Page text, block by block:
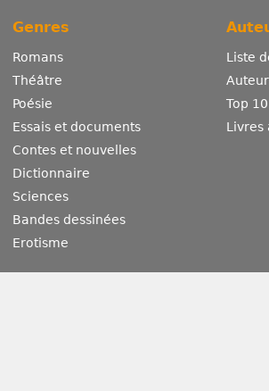
Genres
Romans
Théâtre
Poésie
Essais et documents
Contes et nouvelles
Dictionnaire
Sciences
Bandes dessinées
Erotisme
Liste
Top
Livres